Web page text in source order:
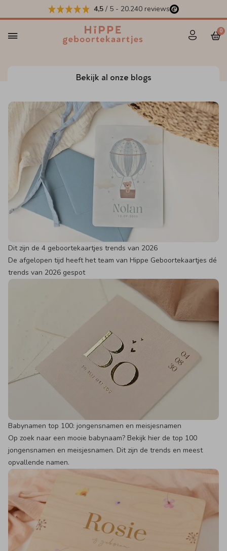
4,5 / 5 - 20.240 reviews
0
Bekijk al onze blogs
Dit zijn de 4 geboortekaartjes trends van 2026
De afgelopen tijd heeft het team van Hippe Geboortekaartjes dé
trends van 2026 gespot
Babynamen top 100: jongensnamen en meisjesnamen
Op zoek naar een mooie babynaam? Bekijk hier de top 100
jongensnamen en meisjesnamen. Dit zijn de trends en meest
opvallende namen.